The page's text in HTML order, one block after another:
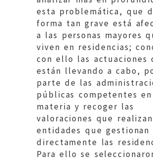
esta problemática, que
forma tan grave está
a las personas mayores
viven en residencias;
con ello las actuaciones
están llevando a cabo,
parte de las
públicas competentes
materia y recoger las
valoraciones que
entidades que gestionan
directamente las
Para ello se